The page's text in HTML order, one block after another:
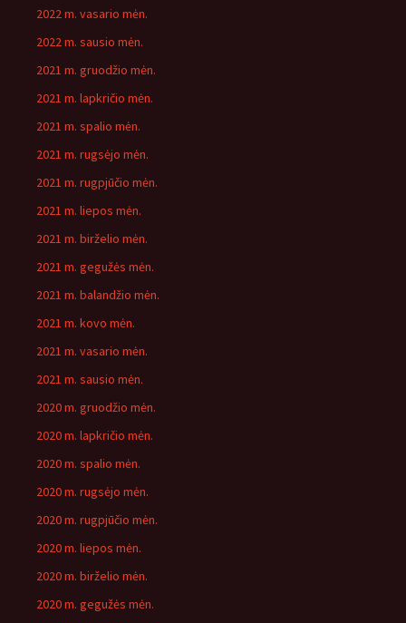
2022 m. vasario mėn.
2022 m. sausio mėn.
2021 m. gruodžio mėn.
2021 m. lapkričio mėn.
2021 m. spalio mėn.
2021 m. rugsėjo mėn.
2021 m. rugpjūčio mėn.
2021 m. liepos mėn.
2021 m. birželio mėn.
2021 m. gegužės mėn.
2021 m. balandžio mėn.
2021 m. kovo mėn.
2021 m. vasario mėn.
2021 m. sausio mėn.
2020 m. gruodžio mėn.
2020 m. lapkričio mėn.
2020 m. spalio mėn.
2020 m. rugsėjo mėn.
2020 m. rugpjūčio mėn.
2020 m. liepos mėn.
2020 m. birželio mėn.
2020 m. gegužės mėn.